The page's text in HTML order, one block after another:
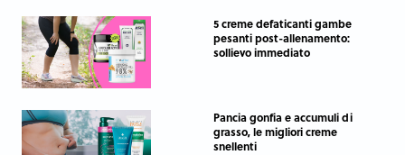
5 creme defaticanti gambe
pesanti post-allenamento:
sollievo immediato
Pancia gonfia e accumuli di
grasso, le migliori creme
snellenti